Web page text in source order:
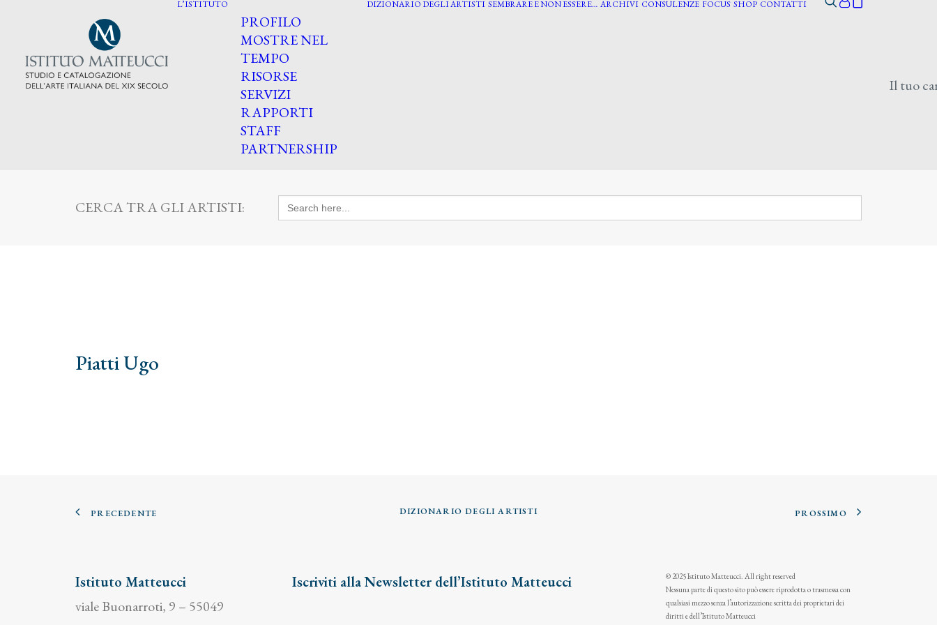
L’ISTITUTO
PROFILO
MOSTRE NEL
TEMPO
RISORSE
SERVIZI
RAPPORTI
STAFF
PARTNERSHIP
DIZIONARIO DEGLI ARTISTI SEMBRARE E NON ESSERE… ARCHIVI CONSULENZE FOCUS SHOP CONTATTI
Il tuo
CERCA TRA GLI ARTISTI: Search
for:
Piatti Ugo
PRECEDENTE DIZIONARIO DEGLI ARTISTI PROSSIMO
Istituto Matteucci
viale Buonarroti, 9 – 55049
Iscriviti alla Newsletter dell’Istituto Matteucci
© 2025 Istituto Matteucci. All right reserved
Nessuna parte di questo sito può essere riprodotta o trasmessa con
qualsiasi mezzo senza l’autorizzazione scritta dei proprietari dei
diritti e dell’Istituto Matteucci